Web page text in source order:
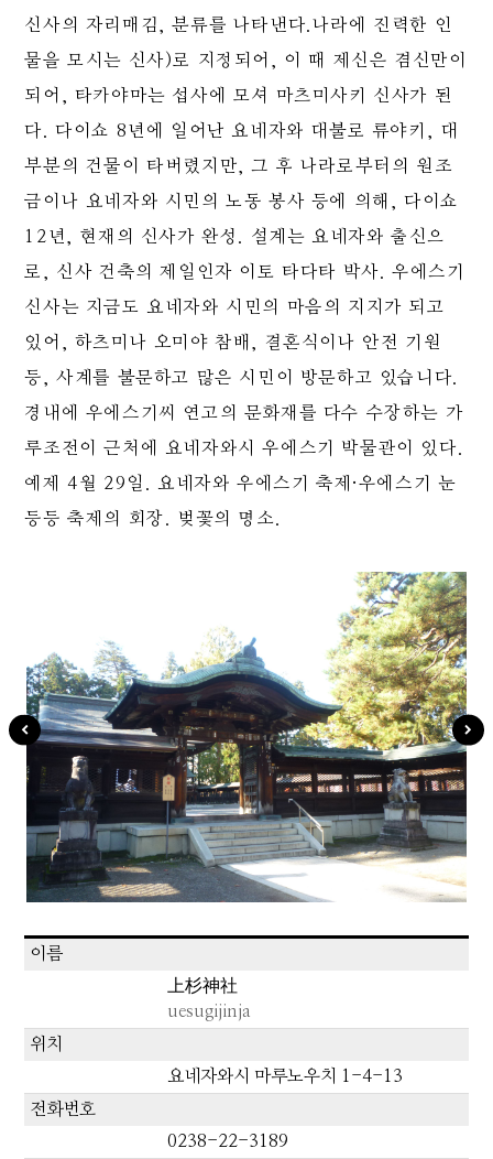
신사의 자리매김, 분류를 나타낸다.나라에 진력한 인
물을 모시는 신사)로 지정되어, 이 때 제신은 겸신만이
되어, 타카야마는 섭사에 모셔 마츠미사키 신사가 된
다. 다이쇼 8년에 일어난 요네자와 대불로 류야키, 대
부분의 건물이 타버렸지만, 그 후 나라로부터의 원조
금이나 요네자와 시민의 노동 봉사 등에 의해, 다이쇼
12년, 현재의 신사가 완성. 설계는 요네자와 출신으
로, 신사 건축의 제일인자 이토 타다타 박사. 우에스기
신사는 지금도 요네자와 시민의 마음의 지지가 되고
있어, 하츠미나 오미야 참배, 결혼식이나 안전 기원
등, 사계를 불문하고 많은 시민이 방문하고 있습니다.
경내에 우에스기씨 연고의 문화재를 다수 수장하는 가
루조전이 근처에 요네자와시 우에스기 박물관이 있다.
예제 4월 29일. 요네자와 우에스기 축제·우에스기 눈
등등 축제의 회장. 벚꽃의 명소.
이름
上杉神社
uesugijinja
위치
요네자와시 마루노우치 1-4-13
전화번호
0238-22-3189